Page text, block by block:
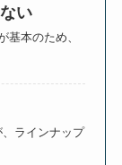
い
基本のため、
ラインナップ